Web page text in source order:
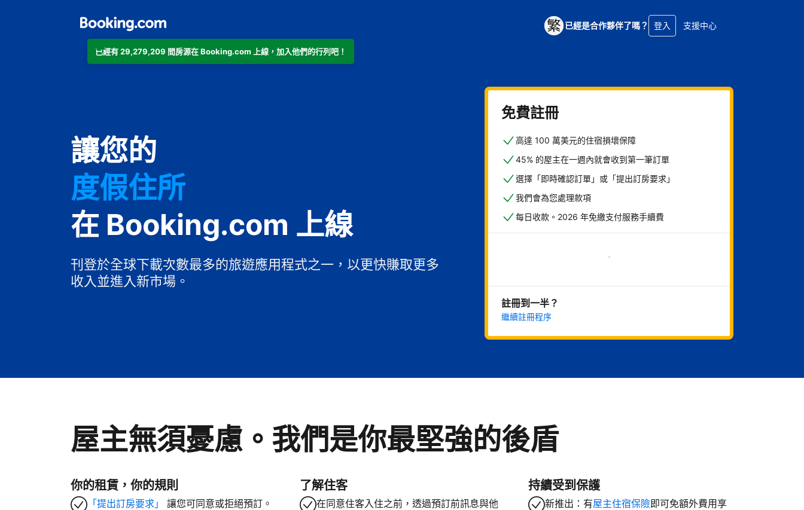
已經有 29,279,209 間房源在 Booking.com 上線，加入他們的行列吧！
已經是合作夥伴了嗎？ 登入 支援中心
讓您的
飯店
度假住所
家庭旅館
B&B
在 Booking.com 上線
刊登於全球下載次數最多的旅遊應用程式之一，以更快賺取更多
收入並進入新市場。
免費註冊
高達 100 萬美元的住宿損壞保障
45% 的屋主在一週內就會收到第一筆訂單
選擇「即時確認訂單」或「提出訂房要求」
我們會為您處理款項
每日收款。2026 年免繳支付服務手續費
現在就開始
註冊到一半？
繼續註冊程序
屋主無須憂慮。我們是你最堅強的後盾
你的租賃，你的規則
「提出訂房要求」
讓您可同意或拒絕預訂。
了解住客
在同意住客入住之前，透過預訂前訊息與他
持續受到保護
新推出：有屋主住宿保險即可免額外費用享